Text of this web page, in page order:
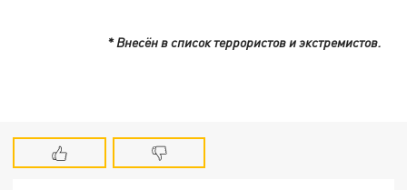
* Внесён в список террористов и экстремистов.